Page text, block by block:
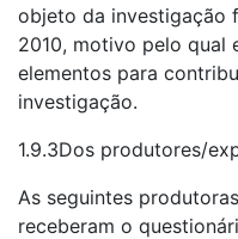
objeto da investigação
2010, motivo pelo qual
elementos para
investigação.
1.9.3Dos produtores/
As seguintes
receberam o